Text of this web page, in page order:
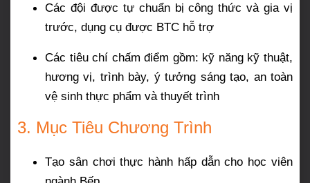
Các đội được tự chuẩn bị công thức và gia vị
trước, dụng cụ được BTC hỗ trợ
Các tiêu chí chấm điểm gồm: kỹ năng kỹ thuật,
hương vị, trình bày, ý tưởng sáng tạo, an toàn
vệ sinh thực phẩm và thuyết trình
3. Mục Tiêu Chương Trình
Tạo sân chơi thực hành hấp dẫn cho học viên